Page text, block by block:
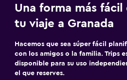
Una forma más
tu viaje a Granada
Hacemos que sea súper fácil
con los amigos o la familia. Trips
disponible para su uso
el que reserves.